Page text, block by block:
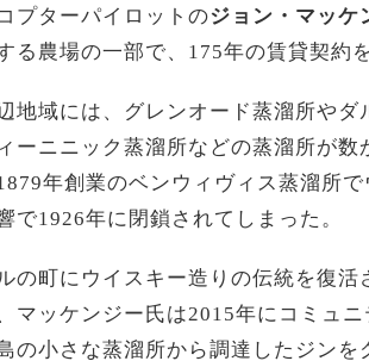
プターパイロットのジョン・マッケ
る農場の一部で、175年の賃貸契約
地域には、グレンオード蒸溜所やダ
ーニニック蒸溜所などの蒸溜所が数
年創業のベンウィヴィス蒸溜所
で1926年に閉鎖されてしまった。
の町にウイスキー造りの伝統を復活
マッケンジー氏は2015年にコミュ
の小さな蒸溜所から調達したジンを